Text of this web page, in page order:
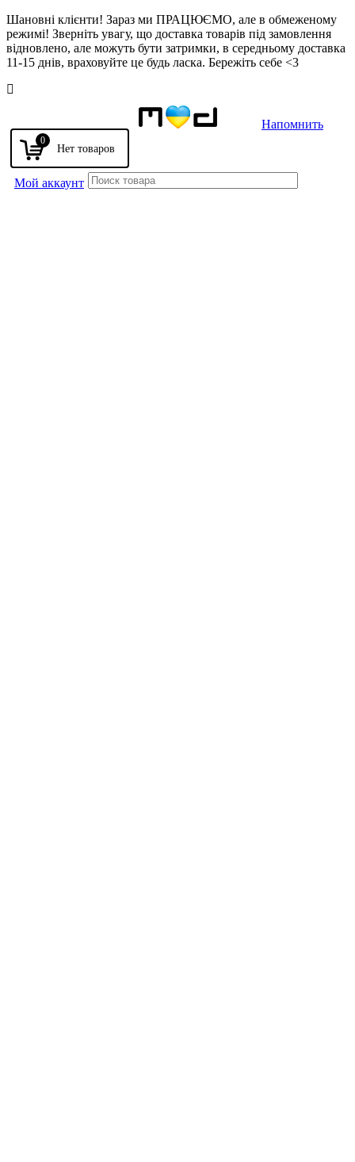
Шановні клієнти! Зараз ми ПРАЦЮЄМО, але в обмеженому
режимі! Зверніть увагу, що доставка товарів під замовлення
відновлено, але можуть бути затримки, в середньому доставка
11-15 днів, враховуйте це будь ласка. Бережіть себе <3
0
Мой аккаунт
Напомнить